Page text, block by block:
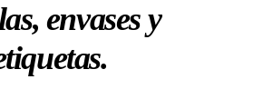
envases y